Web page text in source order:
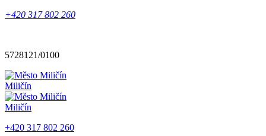
+420 317 802 260
5728121/0100
Miličín
Miličín
+420 317 802 260